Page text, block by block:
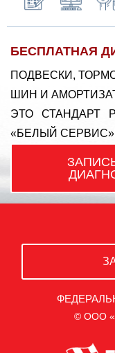
БЕСПЛАТНАЯ
ПОДВЕСКИ,
ШИН И
ЭТО СТАНДАРТ
«БЕЛЫЙ
© ООО